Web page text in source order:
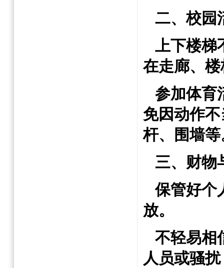
二、校园
上下楼梯
在走廊、
参加体育
免因动作
杆、围墙等
三、财物
保管好个
放。
不轻易相
人员或骚